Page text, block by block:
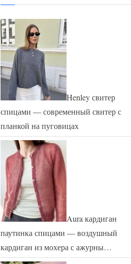
Henley свитер
спицами — современный свитер с
планкой на пуговицах
Aura кардиган
паутинка спицами — воздушный
кардиган из мохера с ажурны…